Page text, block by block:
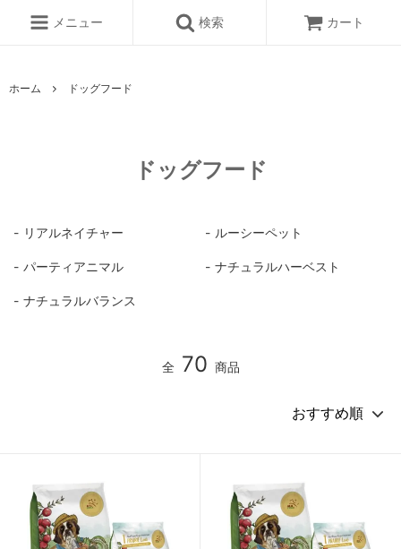
メニュー 検索 カート
ホーム ドッグフード
ドッグフード
リアルネイチャー ルーシーペット
パーティアニマル ナチュラルハーベスト
ナチュラルバランス
全 70 商品